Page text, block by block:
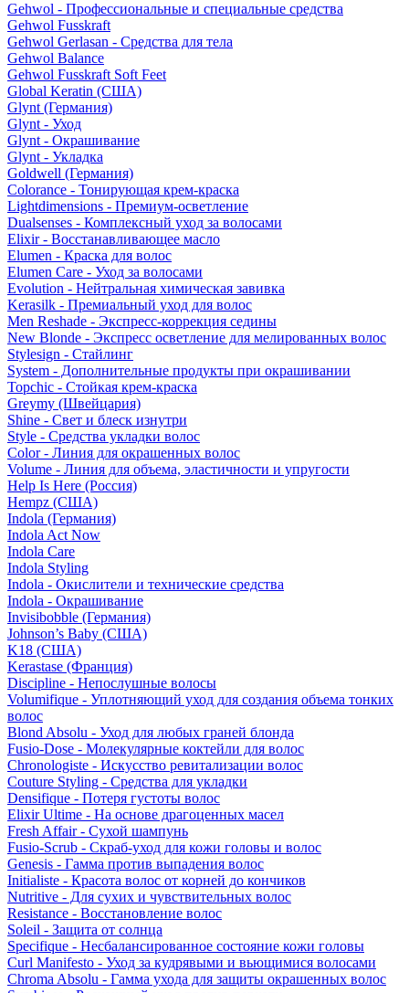
Gehwol - Профессиональные и специальные средства
Gehwol Fusskraft
Gehwol Gerlasan - Средства для тела
Gehwol Balance
Gehwol Fusskraft Soft Feet
Global Keratin (США)
Glynt (Германия)
Glynt - Уход
Glynt - Окрашивание
Glynt - Укладка
Goldwell (Германия)
Colorance - Тонирующая крем-краска
Lightdimensions - Премиум-осветление
Dualsenses - Комплексный уход за волосами
Elixir - Восстанавливающее масло
Elumen - Краска для волос
Elumen Care - Уход за волосами
Evolution - Нейтральная химическая завивка
Kerasilk - Премиальный уход для волос
Men Reshade - Экспресс-коррекция седины
New Blonde - Экспресс осветление для мелированных волос
Stylesign - Стайлинг
System - Дополнительные продукты при окрашивании
Topchic - Стойкая крем-краска
Greymy (Швейцария)
Shine - Свет и блеск изнутри
Style - Средства укладки волос
Color - Линия для окрашенных волос
Volume - Линия для объема, эластичности и упругости
Help Is Here (Россия)
Hempz (США)
Indola (Германия)
Indola Act Now
Indola Care
Indola Styling
Indola - Окислители и технические средства
Indola - Окрашивание
Invisibobble (Германия)
Johnson’s Baby (США)
K18 (США)
Kerastase (Франция)
Discipline - Непослушные волосы
Volumifique - Уплотняющий уход для создания объема тонких
волос
Blond Absolu - Уход для любых граней блонда
Fusio-Dose - Молекулярные коктейли для волос
Chronologiste - Искусство ревитализации волос
Couture Styling - Средства для укладки
Densifique - Потеря густоты волос
Elixir Ultime - На основе драгоценных масел
Fresh Affair - Сухой шампунь
Fusio-Scrub - Скраб-уход для кожи головы и волос
Genesis - Гамма против выпадения волос
Initialiste - Красота волос от корней до кончиков
Nutritive - Для сухих и чувствительных волос
Resistance - Восстановление волос
Soleil - Защита от солнца
Specifique - Несбалансированное состояние кожи головы
Curl Manifesto - Уход за кудрявыми и вьющимися волосами
Chroma Absolu - Гамма ухода для защиты окрашенных волос